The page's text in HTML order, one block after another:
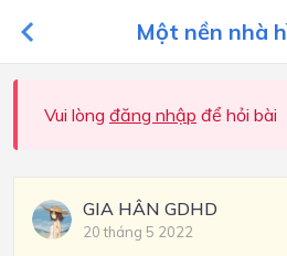
Một nền nhà
Vui lòng đăng nhập để hỏi bài
GIA HÂN GDHD
20 tháng 5 2022